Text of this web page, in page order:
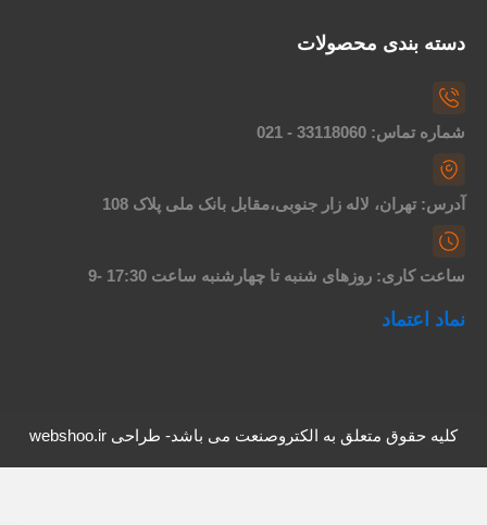
بندی محصولات
تماس: 33118060 - 021
تهران، لاله زار جنوبی،مقابل بانک ملی پلاک 108
کاری: روزهای شنبه تا چهارشنبه ساعت 17:30 -9
اعتماد
کلیه حقوق متعلق به الکتروصنعت می باشد- طراحی webshoo.ir